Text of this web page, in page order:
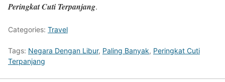
Peringkat Cuti Terpanjang.
Categories: Travel
Tags: Negara Dengan Libur, Paling Banyak, Peringkat Cuti
Terpanjang